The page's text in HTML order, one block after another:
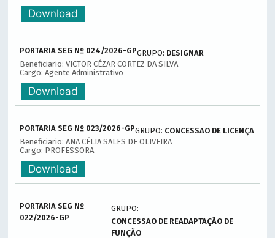
Download
PORTARIA SEG Nº 024/2026-GPGRUPO: DESIGNAR
Beneficiario: VICTOR CÉZAR CORTEZ DA SILVA
Cargo: Agente Administrativo
Download
PORTARIA SEG Nº 023/2026-GPGRUPO: CONCESSAO DE LICENÇA
Beneficiario: ANA CÉLIA SALES DE OLIVEIRA
Cargo: PROFESSORA
Download
PORTARIA SEG Nº
022/2026-GP
GRUPO:
CONCESSAO DE READAPTAÇÃO DE
FUNÇÃO